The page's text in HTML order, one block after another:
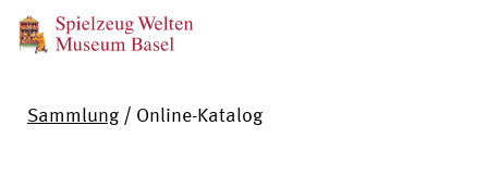
Sammlung / Online-Katalog